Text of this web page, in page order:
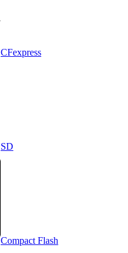
CFexpress
SD
Compact Flash